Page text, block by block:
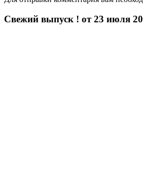
Свежий выпуск ! от 23 июля